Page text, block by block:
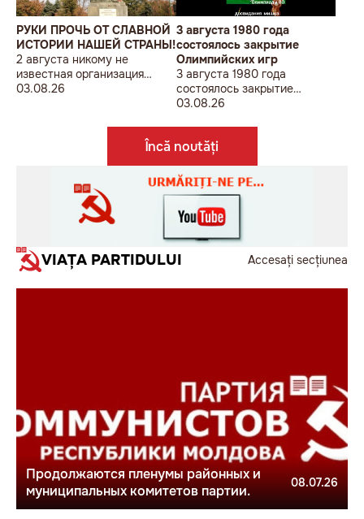
РУКИ ПРОЧЬ ОТ СЛАВНОЙ
ИСТОРИИ НАШЕЙ СТРАНЫ!
2 августа никому не
известная организация
«Лига бессарабских
без советских памятников».
03.08.26
3 августа 1980 года
состоялось закрытие
Олимпийских игр
3 августа 1980 года
состоялось закрытие
Олимпийских игр
03.08.26
Încă noutăți
VIAȚA PARTIDULUI Accesați secțiunea
Продолжаются пленумы районных и
муниципальных комитетов партии.
08.07.26